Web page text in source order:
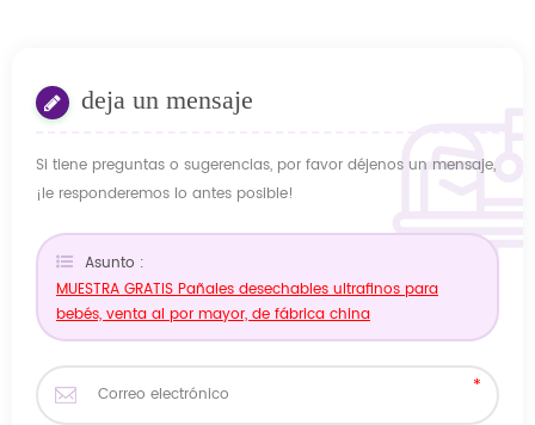
deja un mensaje
Si tiene preguntas o sugerencias, por favor déjenos un mensaje,
¡le responderemos lo antes posible!
Asunto :
MUESTRA GRATIS Pañales desechables ultrafinos para
bebés, venta al por mayor, de fábrica china